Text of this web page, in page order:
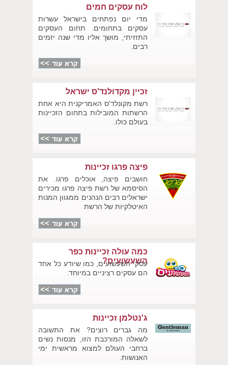
לוח עסקים חמים
מדי יום נפתחים בישראל עשרות
עסקים בתחומים. תחום העסקים
התזזיתי, מושך אליו מדי שנה יזמים
רבים.
זכיין מקדולנד'ס ישראל
רשת מקונלד'ס האמריקנית היא אחת
הרשתות המובילות בתחום הזכיינות
בעולם כולו.
פיצה פרגו זכיינות
חושבים פיצה, אוכלים פרגו. את
הסיסמא של רשת פיצה פרגו מכירים
ישראלים רבים הנהנים ממגוון המנות
האיטלקיות של הרשת
כמה עולה זכיינות כפר
השעשועים?
עסקי השעשועים, כמו שיודע כל אחד
הם עסקים רציניים במיוחד.
ג'נטלמן זכיינות
מה גברים רוצים? את התשובה
לשאלה המורכבת הזו, מנסות נשים
ברחבי העולם למצוא מראשית ימי
האנושות.